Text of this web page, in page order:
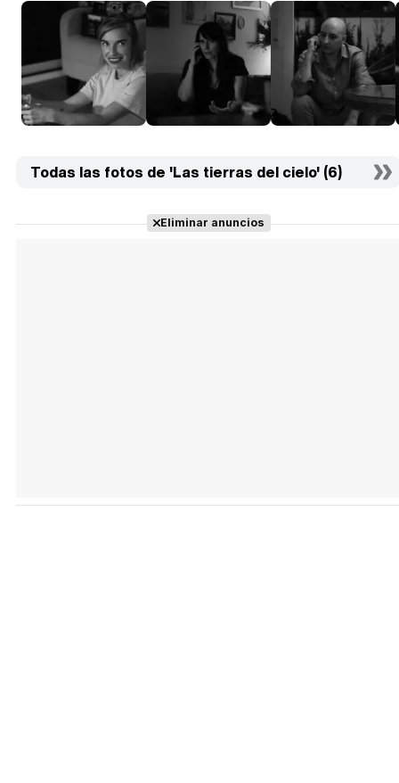
Todas las fotos de 'Las tierras del cielo' (6)
Eliminar anuncios